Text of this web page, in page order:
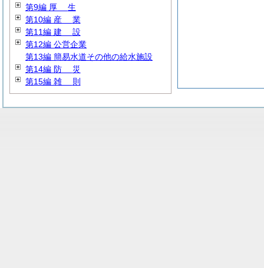
第9編 厚 生
第10編 産 業
第11編 建 設
第12編 公営企業
第13編 簡易水道その他の給水施設
第14編 防 災
第15編 雑 則